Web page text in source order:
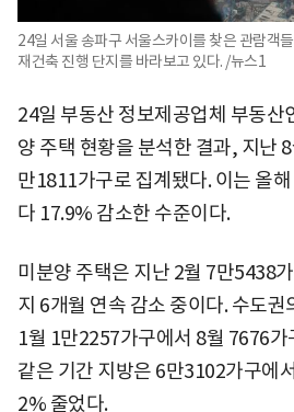
24일 서울 송파구 서울스카이를 찾은 관람객
재건축 진행 단지를 바라보고 있다. /뉴스1
24일 부동산 정보제공업체 부동산
양 주택 현황을 분석한 결과, 지난
만1811가구로 집계됐다. 이는 올
다 17.9% 감소한 수준이다.
미분양 주택은 지난 2월 7만5438
지 6개월 연속 감소 중이다. 수도권
1월 1만2257가구에서 8월 7676
같은 기간 지방은 6만3102가구에
2% 줄었다.